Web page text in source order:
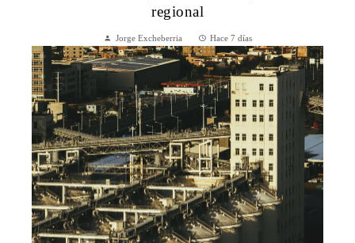
regional
Jorge Excheberria Hace 7 días